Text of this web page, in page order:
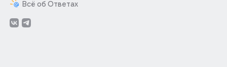
Всё об Ответах